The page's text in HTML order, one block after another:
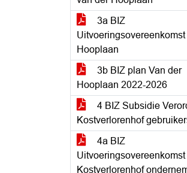
3a BIZ
Hooplaan
3b BIZ plan Van der
Hooplaan 2022-2026
4 BIZ Subsidie
Kostverlorenhof
4a BIZ
Uitvoeringsovereenkomst
Kostverlorenhof